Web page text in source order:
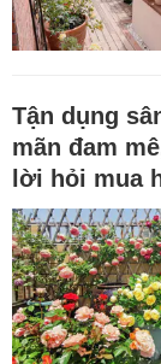
Tận dụng
mãn đam
lời hỏi mua